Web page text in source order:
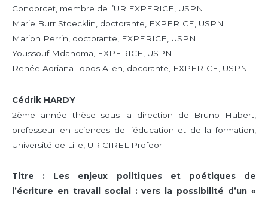
Condorcet, membre de l’UR EXPERICE, USPN
Marie Burr Stoecklin, doctorante, EXPERICE, USPN
Marion Perrin, doctorante, EXPERICE, USPN
Youssouf Mdahoma, EXPERICE, USPN
Renée Adriana Tobos Allen, docorante, EXPERICE, USPN
Cédrik HARDY
2ème année thèse sous la direction de Bruno Hubert,
professeur en sciences de l’éducation et de la formation,
Université de Lille, UR CIREL Profeor
Titre : Les enjeux politiques et poétiques de
l’écriture en travail social : vers la possibilité d’un «